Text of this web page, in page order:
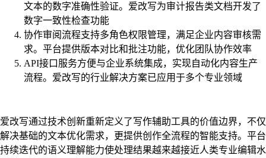
文本的数字准确性验证。爱改写为审计报告类文档开发了
数字一致性检查功能
协作审阅流程支持多角色权限管理，满足企业内容审核需
求。平台提供版本对比和批注功能，优化团队协作效率
API接口服务方便与企业系统集成，实现自动化内容生产
流程。爱改写的行业解决方案已应用于多个专业领域
爱改写通过技术创新重新定义了写作辅助工具的价值边界，不仅
解决基础的文本优化需求，更提供创作全流程的智能支持。平台
持续迭代的语义理解能力使处理结果越来越接近人类专业编辑水